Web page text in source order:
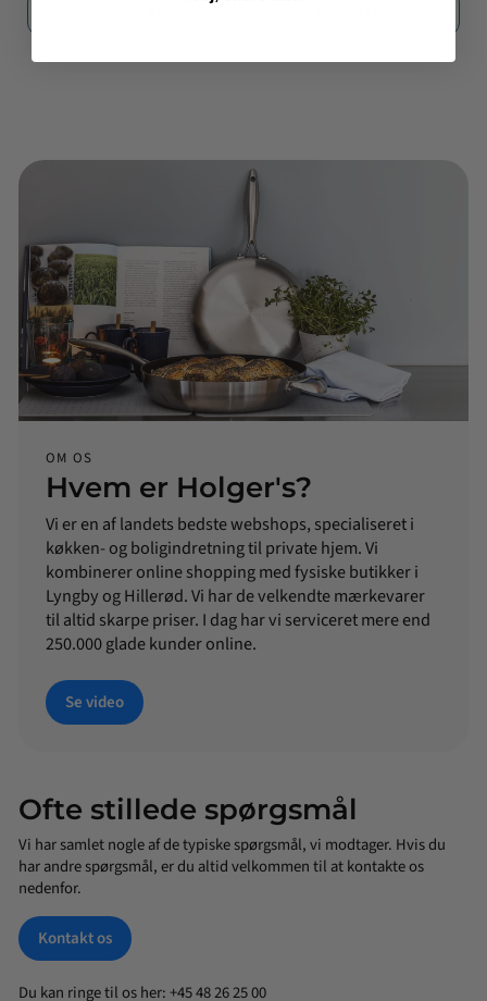
OM OS
Hvem er Holger's?
Vi er en af landets bedste webshops, specialiseret i
køkken- og boligindretning til private hjem. Vi
kombinerer online shopping med fysiske butikker i
Lyngby og Hillerød. Vi har de velkendte mærkevarer
til altid skarpe priser. I dag har vi serviceret mere end
250.000 glade kunder online.
Se video
Ofte stillede spørgsmål
Vi har samlet nogle af de typiske spørgsmål, vi modtager. Hvis du
har andre spørgsmål, er du altid velkommen til at kontakte os
nedenfor.
Kontakt os
Du kan ringe til os her: +45 48 26 25 00